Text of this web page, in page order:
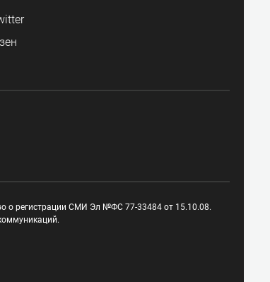
о регистрации СМИ Эл №ФС 77-33484 от 15.10.08.